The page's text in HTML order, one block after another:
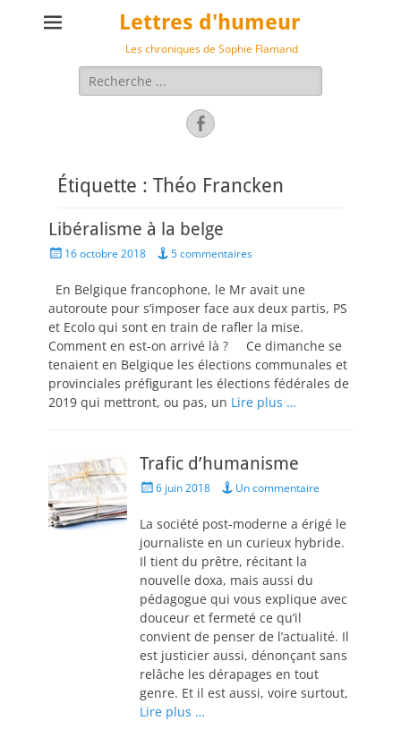
Lettres d'humeur
Les chroniques de Sophie Flamand
Rechercher :
Facebook
Étiquette : Théo Francken
Libéralisme à la belge
Posted16 octobre 2018 5 commentaires
En Belgique francophone, le Mr avait une
autoroute pour s’imposer face aux deux partis, PS
et Ecolo qui sont en train de rafler la mise.
Comment en est-on arrivé là ? Ce dimanche se
tenaient en Belgique les élections communales et
provinciales préfigurant les élections fédérales de
2019 qui mettront, ou pas, un Lire plus …
Trafic d’humanisme
Posted6 juin 2018 Un commentaire
La société post-moderne a érigé le
journaliste en un curieux hybride.
Il tient du prêtre, récitant la
nouvelle doxa, mais aussi du
pédagogue qui vous explique avec
douceur et fermeté ce qu’il
convient de penser de l’actualité. Il
est justicier aussi, dénonçant sans
relâche les dérapages en tout
genre. Et il est aussi, voire surtout,
Lire plus …